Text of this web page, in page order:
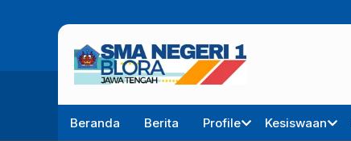
Beranda Berita Profile Kesiswaan